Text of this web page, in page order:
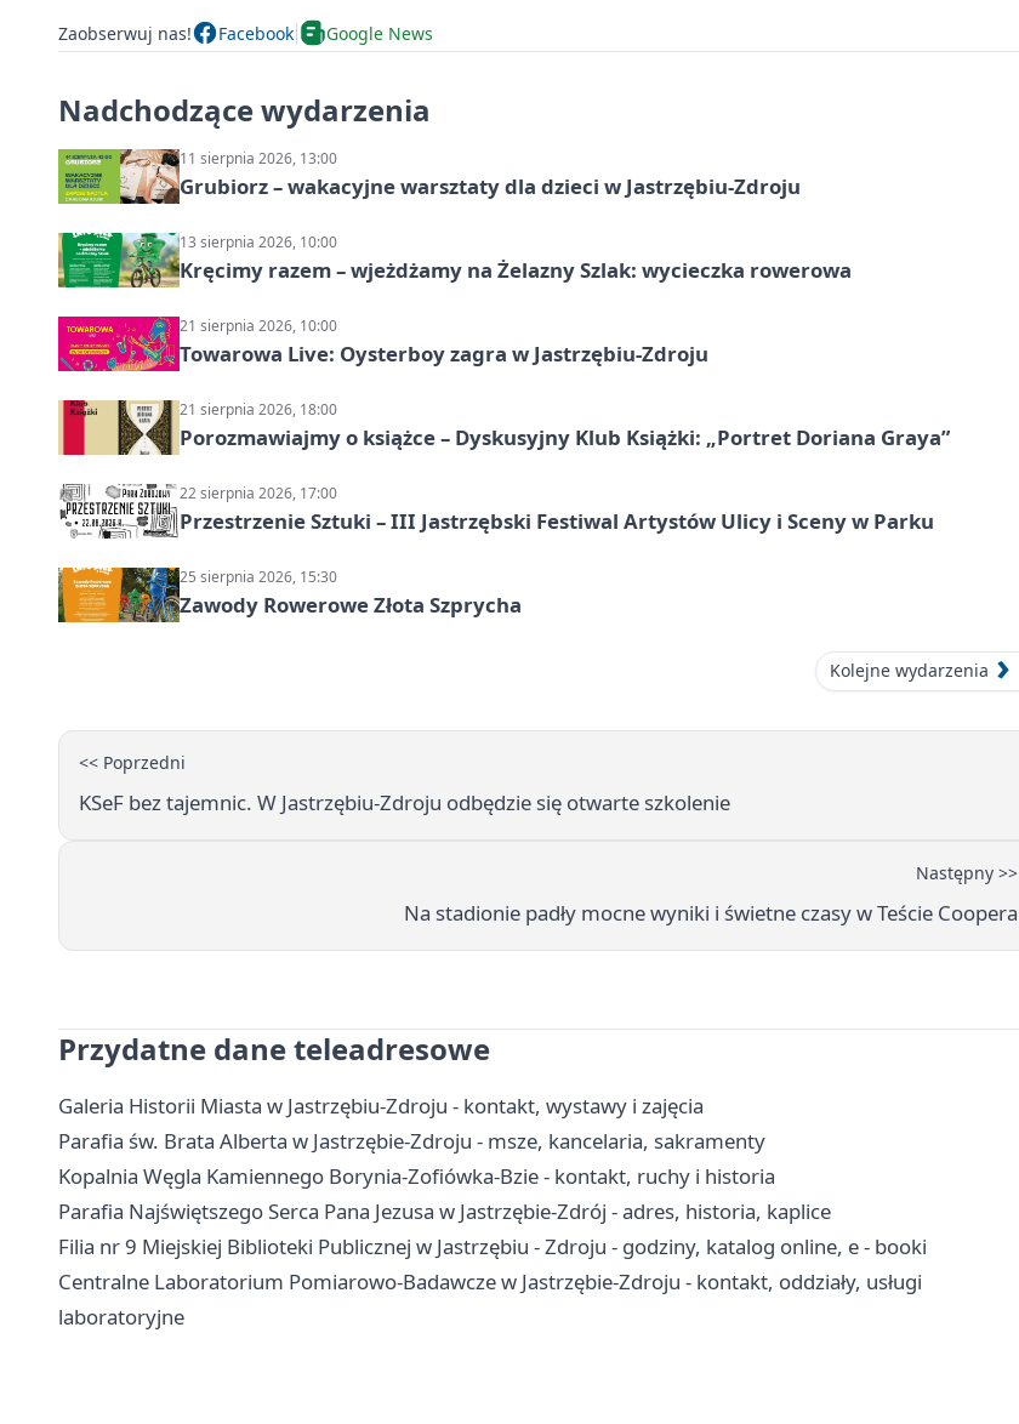
Zaobserwuj nas! Facebook Google News
Nadchodzące wydarzenia
11 sierpnia 2026, 13:00
Grubiorz – wakacyjne warsztaty dla dzieci w Jastrzębiu-Zdroju
13 sierpnia 2026, 10:00
Kręcimy razem – wjeżdżamy na Żelazny Szlak: wycieczka rowerowa
21 sierpnia 2026, 10:00
Towarowa Live: Oysterboy zagra w Jastrzębiu-Zdroju
21 sierpnia 2026, 18:00
Porozmawiajmy o książce – Dyskusyjny Klub Książki: „Portret Doriana Graya”
22 sierpnia 2026, 17:00
Przestrzenie Sztuki – III Jastrzębski Festiwal Artystów Ulicy i Sceny w Parku
25 sierpnia 2026, 15:30
Zawody Rowerowe Złota Szprycha
Kolejne wydarzenia
<< Poprzedni
KSeF bez tajemnic. W Jastrzębiu-Zdroju odbędzie się otwarte szkolenie
Następny >>
Na stadionie padły mocne wyniki i świetne czasy w Teście Coopera
Przydatne dane teleadresowe
Galeria Historii Miasta w Jastrzębiu-Zdroju - kontakt, wystawy i zajęcia
Parafia św. Brata Alberta w Jastrzębie-Zdroju - msze, kancelaria, sakramenty
Kopalnia Węgla Kamiennego Borynia-Zofiówka-Bzie - kontakt, ruchy i historia
Parafia Najświętszego Serca Pana Jezusa w Jastrzębie-Zdrój - adres, historia, kaplice
Filia nr 9 Miejskiej Biblioteki Publicznej w Jastrzębiu - Zdroju - godziny, katalog online, e - booki
Centralne Laboratorium Pomiarowo-Badawcze w Jastrzębie-Zdroju - kontakt, oddziały, usługi
laboratoryjne